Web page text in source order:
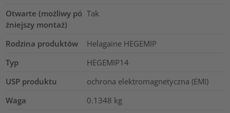
Otwarte (możliwy pó
źniejszy montaż)
Tak
Rodzina produktów
Helagaine HEGEMIP
Typ
HEGEMIP14
USP produktu
ochrona elektromagnetyczna (EMI)
Waga
0.1348 kg